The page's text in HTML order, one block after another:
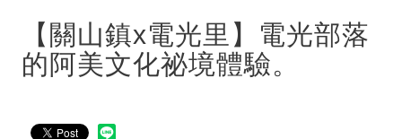
【關山鎮x電光里】電光部落
的阿美文化祕境體驗。